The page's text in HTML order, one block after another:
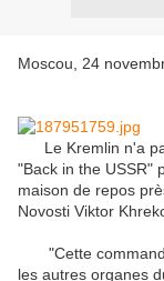
Moscou, 24
Le Kremlin n'a
"Back in the USSR"
maison de repos
Novosti Viktor
"Cette
les autres organes